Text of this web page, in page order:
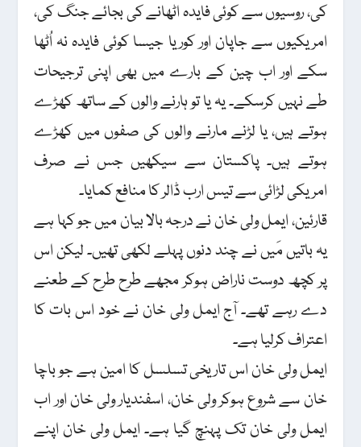
کی، روسیوں سے کوئی فایدہ اٹھانے کی بجائے جنگ کی،
امریکیوں سے جاپان اور کوریا جیسا کوئی فایدہ نہ اُٹھا
سکے اور اب چین کے بارے میں بھی اپنی ترجیحات
طے نہیں کرسکے۔ یہ یا تو ہارنے والوں کے ساتھ کھڑے
ہوتے ہیں، یا لڑنے مارنے والوں کی صفوں میں کھڑے
ہوتے ہیں۔ پاکستان سے سیکھیں جس نے صرف
امریکی لڑائی سے تیس ارب ڈالر کا منافع کمایا۔
قارئین، ایمل ولی خان نے درجہ بالا بیان میں جو کہا ہے
یہ باتیں مَیں نے چند دنوں پہلے لکھی تھیں۔ لیکن اس
پر کچھ دوست ناراض ہوکر مجھے طرح طرح کے طعنے
دے رہے تھے۔ آج ایمل ولی خان نے خود اس بات کا
اعتراف کرلیا ہے۔
ایمل ولی خان اس تاریخی تسلسل کا امین ہے جو باچا
خان سے شروع ہوکر ولی خان، اسفندیار ولی خان اور اب
ایمل ولی خان تک پہنچ گیا ہے۔ ایمل ولی خان اپنے